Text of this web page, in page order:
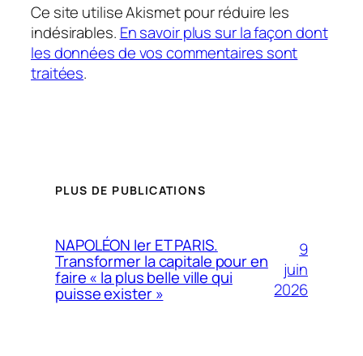
Ce site utilise Akismet pour réduire les
indésirables. En savoir plus sur la façon dont
les données de vos commentaires sont
traitées.
PLUS DE PUBLICATIONS
NAPOLÉON Ier ET PARIS.
Transformer la capitale pour en
faire « la plus belle ville qui
puisse exister »
9
juin
2026